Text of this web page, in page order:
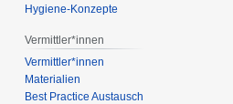
Hygiene-Konzepte
Vermittler*innen
Vermittler*innen
Materialien
Best Practice Austausch